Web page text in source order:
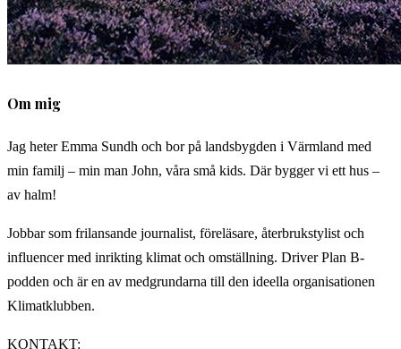
Om mig
Jag heter Emma Sundh och bor på landsbygden i Värmland med
min familj – min man John, våra små kids. Där bygger vi ett hus –
av halm!
Jobbar som frilansande journalist, föreläsare, återbrukstylist och
influencer med inrikting klimat och omställning. Driver Plan B-
podden och är en av medgrundarna till den ideella organisationen
Klimatklubben.
KONTAKT: